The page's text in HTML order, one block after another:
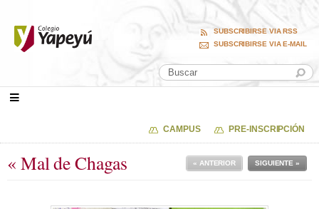
SUBSCRIBIRSE VIA RSS
SUBSCRIBIRSE VIA E-MAIL
CAMPUS PRE-INSCRIPCIÓN
« Mal de Chagas SIGUIENTE »
« ANTERIOR